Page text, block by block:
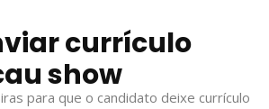
currículo
show
para que o candidato deixe currículo